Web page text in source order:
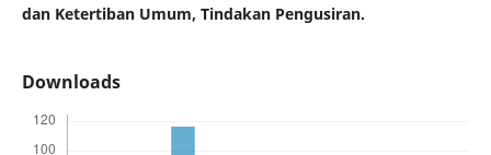
dan Ketertiban Umum, Tindakan Pengusiran.
Downloads